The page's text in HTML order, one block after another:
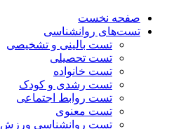
صفحه نخست
تست‌های روانشناسی
تست بالینی و تشخیصی
تست تحصیلی
تست خانواده
تست رشدی و کودک
تست روابط اجتماعی
تست معنوی
تست روانشناسی ورزش